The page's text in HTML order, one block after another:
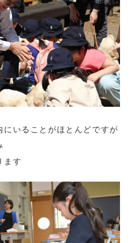
いて
閉じる
にいることがほとんどですが
ます